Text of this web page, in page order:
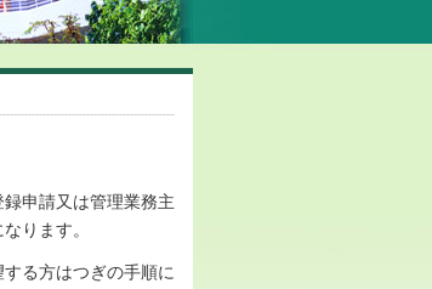
申請又は管理業務主
ります。
る方はつぎの手順に